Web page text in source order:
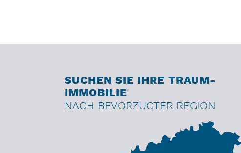
SUCHEN SIE IHRE TRAUM-
IMMOBILIE
NACH BEVORZUGTER REGION